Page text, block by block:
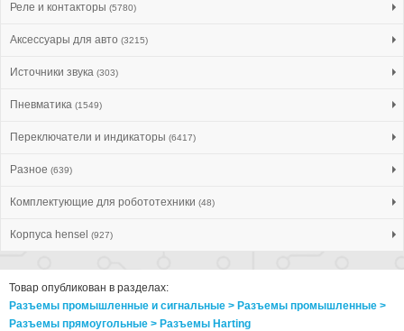
Реле и контакторы (5780)
Аксессуары для авто (3215)
Источники звука (303)
Пневматика (1549)
Переключатели и индикаторы (6417)
Разное (639)
Комплектующие для робототехники (48)
Корпуса hensel (927)
Товар опубликован в разделах:
Разъемы промышленные и сигнальные > Разъeмы промышленные >
Разъeмы прямоугольные > Разъeмы Harting